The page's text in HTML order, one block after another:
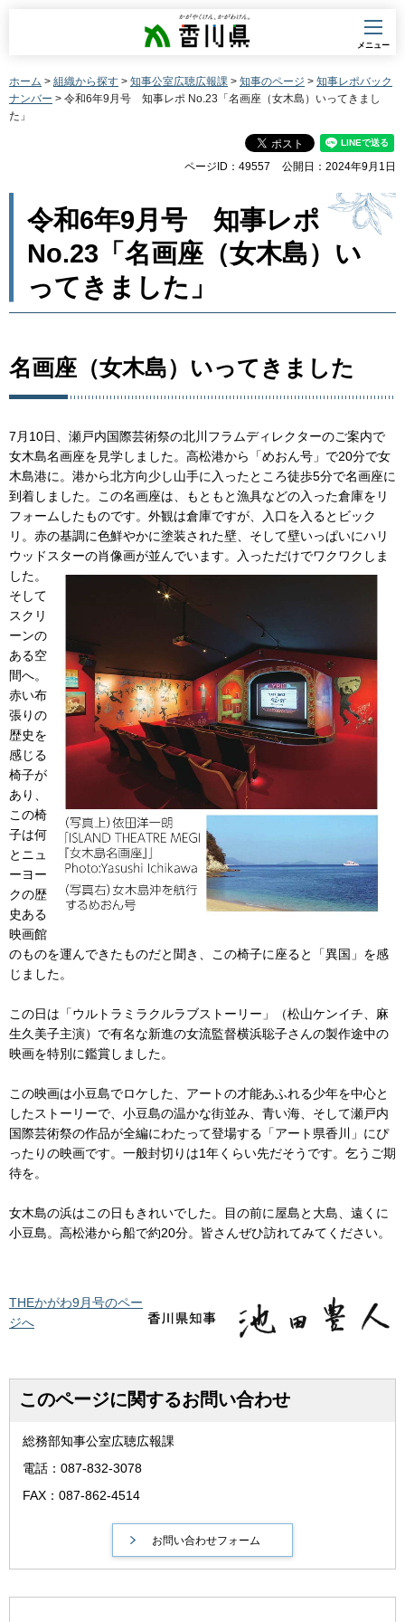
香川県
メニュー
ホーム > 組織から探す > 知事公室広聴広報課 > 知事のページ > 知事レポバック
ナンバー > 令和6年9月号 知事レポ No.23「名画座（女木島）いってきまし
た」
ページID：49557 公開日：2024年9月1日
令和6年9月号 知事レポ
No.23「名画座（女木島）い
ってきました」
名画座（女木島）いってきました
7月10日、瀬戸内国際芸術祭の北川フラムディレクターのご案内で
女木島名画座を見学しました。高松港から「めおん号」で20分で女
木島港に。港から北方向少し山手に入ったところ徒歩5分で名画座に
到着しました。この名画座は、もともと漁具などの入った倉庫をリ
フォームしたものです。外観は倉庫ですが、入口を入るとビック
リ。赤の基調に色鮮やかに塗装された壁、そして壁いっぱいにハリ
ウッドスターの肖像画が並んでいます。入っただけでワクワクしま
した。
そして
スクリ
ーンの
ある空
間へ。
赤い布
張りの
歴史を
感じる
椅子が
あり、
この椅
子は何
とニュ
ーヨー
クの歴
史ある
映画館
のものを運んできたものだと聞き、この椅子に座ると「異国」を感
じました。
この日は「ウルトラミラクルラブストーリー」（松山ケンイチ、麻
生久美子主演）で有名な新進の女流監督横浜聡子さんの製作途中の
映画を特別に鑑賞しました。
この映画は小豆島でロケした、アートの才能あふれる少年を中心と
したストーリーで、小豆島の温かな街並み、青い海、そして瀬戸内
国際芸術祭の作品が全編にわたって登場する「アート県香川」にぴ
ったりの映画です。一般封切りは1年くらい先だそうです。乞うご期
待を。
女木島の浜はこの日もきれいでした。目の前に屋島と大島、遠くに
小豆島。高松港から船で約20分。皆さんぜひ訪れてみてください。
THEかがわ9月号のペー
ジへ
このページに関するお問い合わせ
総務部知事公室広聴広報課
電話：087-832-3078
FAX：087-862-4514